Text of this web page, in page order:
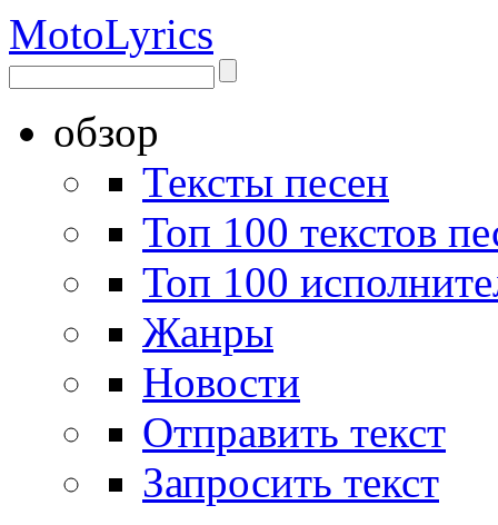
MotoLyrics
обзор
Тексты песен
Топ 100 текстов
Топ 100
Жанры
Новости
Отправить текст
Запросить текст